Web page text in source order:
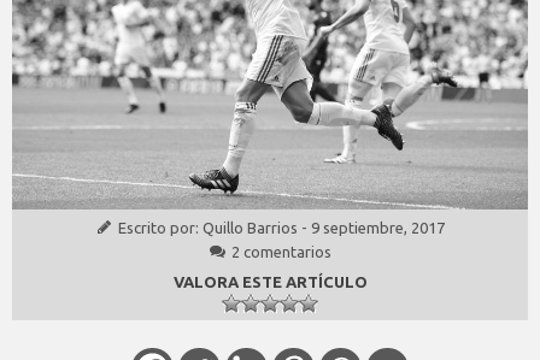
Escrito por: Quillo Barrios - 9 septiembre, 2017
2 comentarios
VALORA ESTE ARTÍCULO